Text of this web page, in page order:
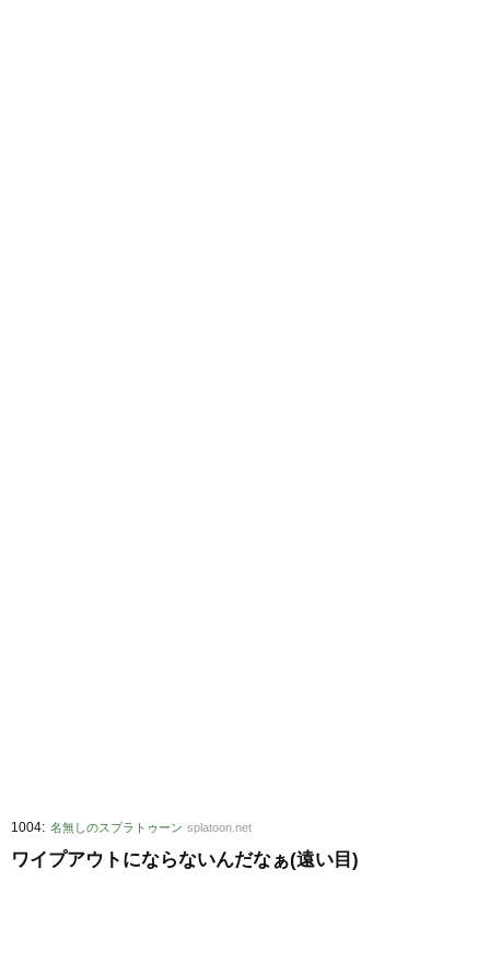
1004: 名無しのスプラトゥーン splatoon.net
ワイプアウトにならないんだなぁ(遠い目)